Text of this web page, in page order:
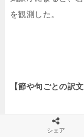
を観測した。
【節や句ごとの訳文
According to the
シェア